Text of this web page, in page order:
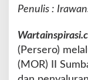
a
e
n
g
D
Penulis :
(Persero)
(MOR) II